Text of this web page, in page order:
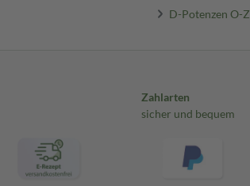
D-Potenzen O-Z
Zahlarten
sicher und bequem